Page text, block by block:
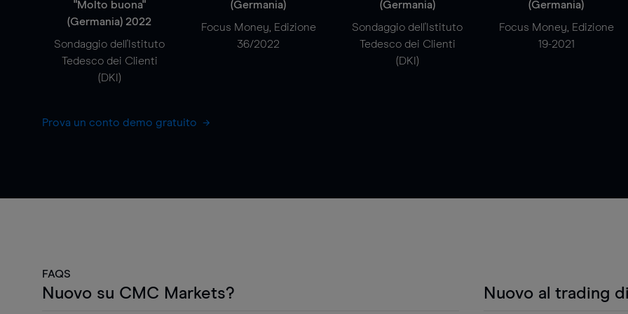
"Molto buona"
(Germania) 2022
Sondaggio dell'Istituto
Tedesco dei Clienti
(DKI)
(Germania)
Focus Money, Edizione
36/2022
(Germania)
Sondaggio dell'Istituto
Tedesco dei Clienti
(DKI)
(Germania)
Focus Money, Edizione
19-2021
Prova un conto demo gratuito
FAQS
Nuovo su CMC Markets? Nuovo al trading